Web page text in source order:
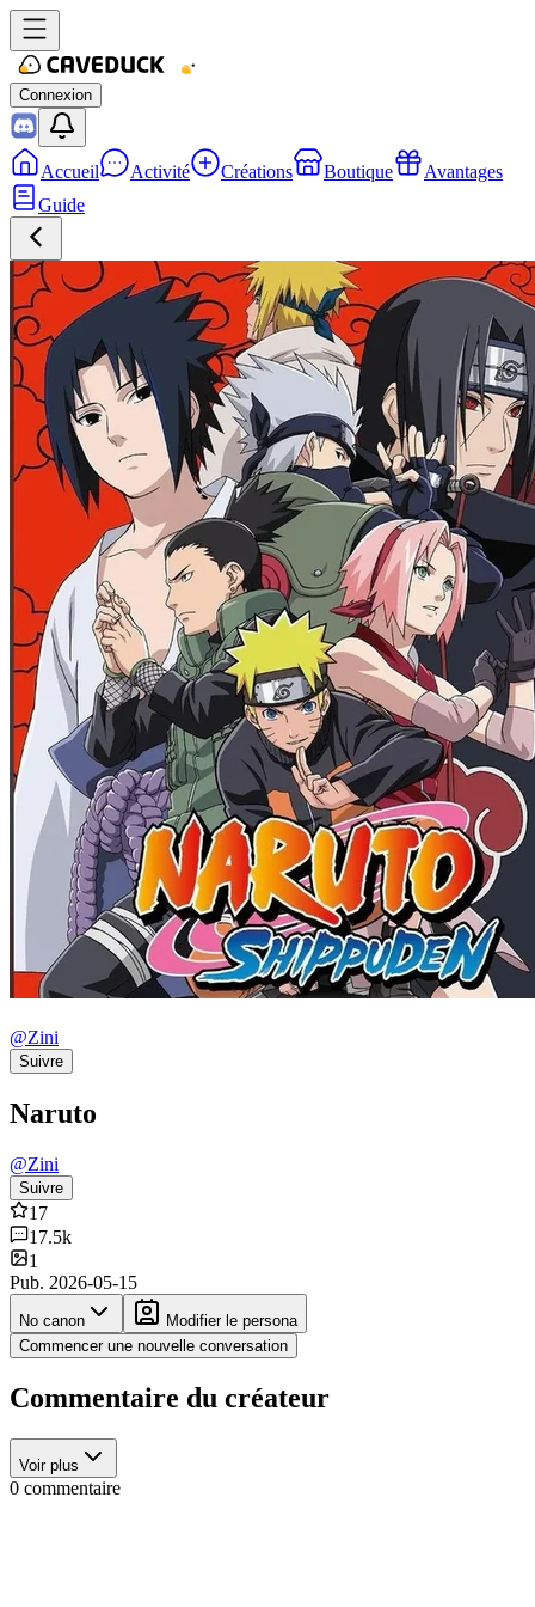
Connexion
Accueil Activité Créations Boutique
Avantages
Guide
@Zini
Suivre
Naruto
@Zini
Suivre
17
17.5k
1
Pub. 2026-05-15
No canon
Modifier le persona
Commencer une nouvelle conversation
Commentaire du créateur
Voir plus
0 commentaire